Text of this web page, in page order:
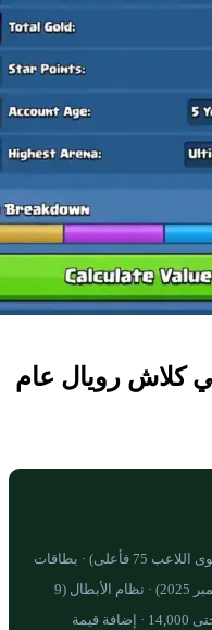
كلاش رويال عام
إضافة برج الملك 16 (مستوى اللاعب 75 فأعلى) · بطاقات
المستوى 16 (الحد الأقصى الجديد منذ ديسمبر 2025) · نظام الأبطال (9
أبطال حتى مارس 2026) · مسار الكؤوس حتى 14,000 · إضافة قيمة